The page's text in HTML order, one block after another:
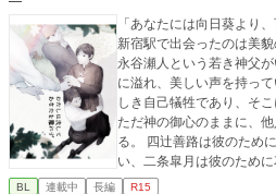
「あなたには向日葵より
新宿駅で出会ったのは美貌の神父だっ
永谷瀬人という若き神父
に溢れ、美しい声を持っ
しき自己犠牲であり、そ
ただ神の御心のままに、
る。 四辻善路は彼のため
い、二条皐月は彼のため
った。 上永谷だけが心の
BL 連載中 長編 R15